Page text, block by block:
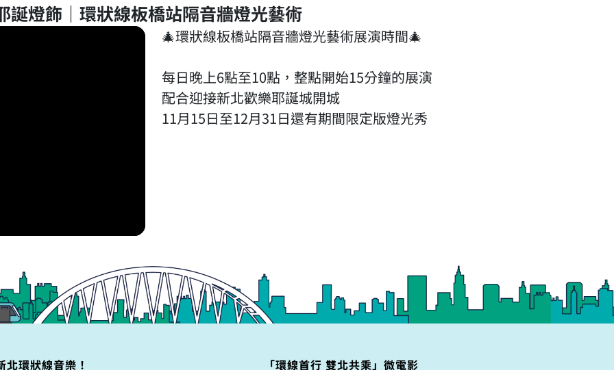
誕燈飾｜環狀線板橋站隔音牆燈光藝術
🎄環狀線板橋站隔音牆燈光藝術展演時間🎄
每日晚上6點至10點，整點開始15分鐘的展演
配合迎接新北歡樂耶誕城開城
11月15日至12月31日還有期間限定版燈光秀
北環狀線音樂！ 「環線首行 雙北共乘」微電影